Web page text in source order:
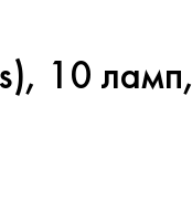
10 ламп,